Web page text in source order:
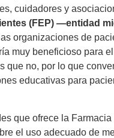
cuidadores y
(FEP) —entidad
organizaciones de
muy beneficioso para
no, por lo que
educativas para
que ofrece la
el uso adecuado de